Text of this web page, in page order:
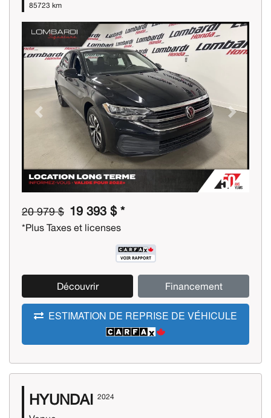
85723 km
Previous Next
20 979 $ 19 393 $ *
*Plus Taxes et licenses
Découvrir Financement
ESTIMATION DE REPRISE DE VÉHICULE
HYUNDAI 2024